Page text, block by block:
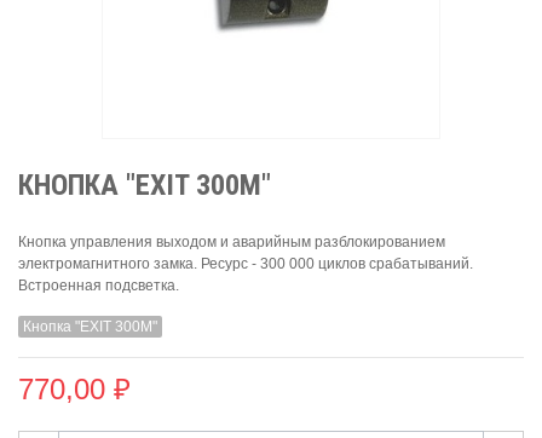
КНОПКА "EXIT 300М"
Кнопка управления выходом и аварийным разблокированием
электромагнитного замка. Ресурс - 300 000 циклов срабатываний.
Встроенная подсветка.
Кнопка "EXIT 300М"
770,00 ₽